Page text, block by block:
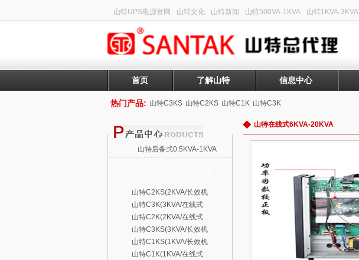
山特UPS电源官网 山特文化 山特新闻 山特500VA-1KVA 山特1KVA-3KVA
首页 了解山特 信息中心
热门产品: 山特C3KS 山特C2KS 山特C1K 山特C3K
山特后备式0.5KVA-1KVA
山特C2KS(2KVA/长效机
山特C3K(3KVA/在线式
山特C2K(2KVA/在线式
山特C3KS(3KVA/长效机
山特C1KS(1KVA/长效机
山特C1K(1KVA/在线式
山特在线式6KVA-20KVA